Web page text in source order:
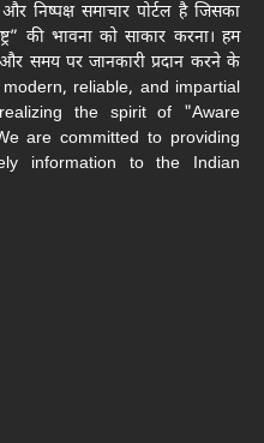
निष्पक्ष समाचार पोर्टल है जिसका
की भावना को साकार करना। हम
समय पर जानकारी प्रदान करने के
modern, reliable, and impartial
the spirit of "Aware
are committed to providing
information to the Indian